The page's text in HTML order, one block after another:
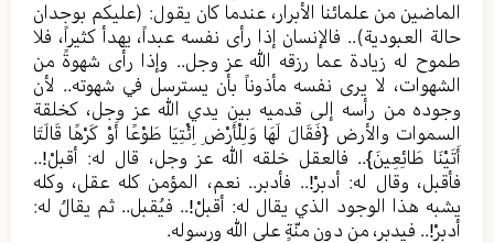
الماضين من علمائنا الأبرار، عندما كان يقول: (عليكم بوجدان
حالة العبودية).. فالإنسان إذا رأى نفسه عبداً، يهدأ كثيراً، فلا
طموح له زيادة عما رزقه الله عز وجل.. وإذا رأى شهوةً من
الشهوات، لا يرى نفسه مأذوناً بأن يسترسل في شهوته.. لأن
وجوده من رأسه إلى قدميه بين يدي الله عز وجل، كخلقة
السموات والأرض {فَقَالَ لَهَا وَلِلْأَرْضِ اِئْتِيَا طَوْعًا أَوْ كَرْهًا قَالَتَا
أَتَيْنَا طَائِعِينَ}.. فالعقل خلقه الله عز وجل، قال له: أقبلْ!..
فأقبل، وقال له: أدبرْ!.. فأدبر.. نعم، المؤمن كله عقل، وكله
يشبه هذا الوجود الذي يقال له: أقبلْ!.. فيُقبل.. ثم يقالُ له:
أدبرْ!.. فيدبر، من دون منّةٍ على الله ورسوله.